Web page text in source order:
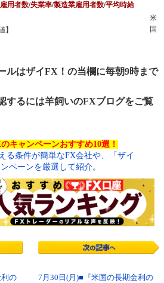
用者数/失業率/製造業雇用者数/平均時給
米
国
】
ルはザイFX！の当欄に毎朝9時まで
するには羊飼いのFXブログをご覧
キャンペーンおすすめ10選！
る条件が簡単なFX会社や、「ザイ
ペーンを厳選して紹介。
の
7月30日(月)■『米国の長期金利の